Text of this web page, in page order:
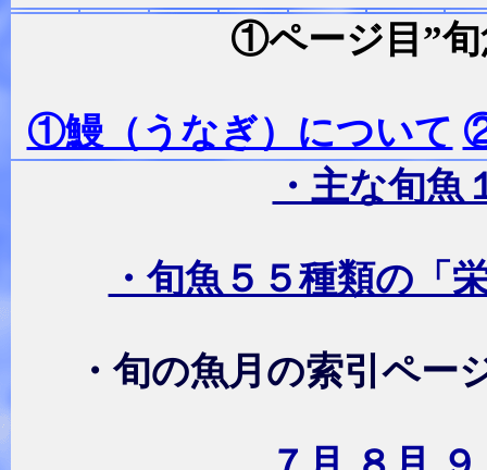
①ページ目”旬
①鰻（うなぎ）について
・主な旬魚
・旬魚５５種類の「
・旬の魚月の索引ペー